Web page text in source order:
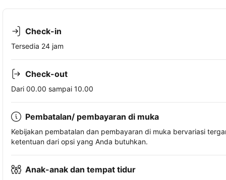
Check-in
Tersedia 24 jam
Check-out
Dari 00.00 sampai 10.00
Pembatalan/ pembayaran di muka
Kebijakan pembatalan dan pembayaran di muka bervariasi
ketentuan dari opsi yang Anda butuhkan.
Anak-anak dan tempat tidur